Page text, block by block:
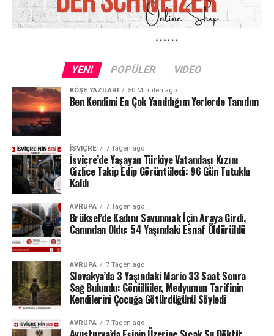
dille yalanladı.
„Yolsuzluk Değil, Usulsüzlük Olabilir“
Derneğin finansal süreçlerine dair ticari detaylara da
değinen Levent, zaman zaman Ahbap’a ait bazı çek ve
senetleri teminat olarak kullandığını itiraf etti. Bu
durumun hukuki açıdan bir „usulsüzlük“ olarak
görülebileceğini ancak kesinlikle bir „yolsuzluk“
olmadığını savunan sanatçı, derneğin tüm harcama ve
belgelerinin şeffaf olduğunu, İçişleri Bakanlığı
tarafından da düzenli olarak denetlendiğini hatırlattı.
Milyonlarca liralık para transferleri ve şoförün iddiaları
üzerinden derinleşen soruşturmada gözler, yargı
makamlarının atacağı bir sonraki adıma çevrilmiş
durumda.#ahbap #sondakika
YENI POPÜLER VIDEO
KÖŞE YAZILARI 50 Minuten ago
Ben Kendimi En Çok Yanıldığım Yerlerde Tanıdım
İSVIÇRE 7 Tagen ago
İsviçre’de Yaşayan Türkiye Vatandaşı Kızını
Gizlice Takip Edip Görüntüledi: 96 Gün Tutuklu
Kaldı
AVRUPA 7 Tagen ago
Brüksel’de Kadını Savunmak İçin Araya Girdi,
Canından Oldu: 54 Yaşındaki Esnaf Öldürüldü
AVRUPA 7 Tagen ago
Slovakya’da 3 Yaşındaki Mario 33 Saat Sonra
Sağ Bulundu: Gönüllüler, Medyumun Tarifinin
Kendilerini Çocuğa Götürdüğünü Söyledi
AVRUPA 7 Tagen ago